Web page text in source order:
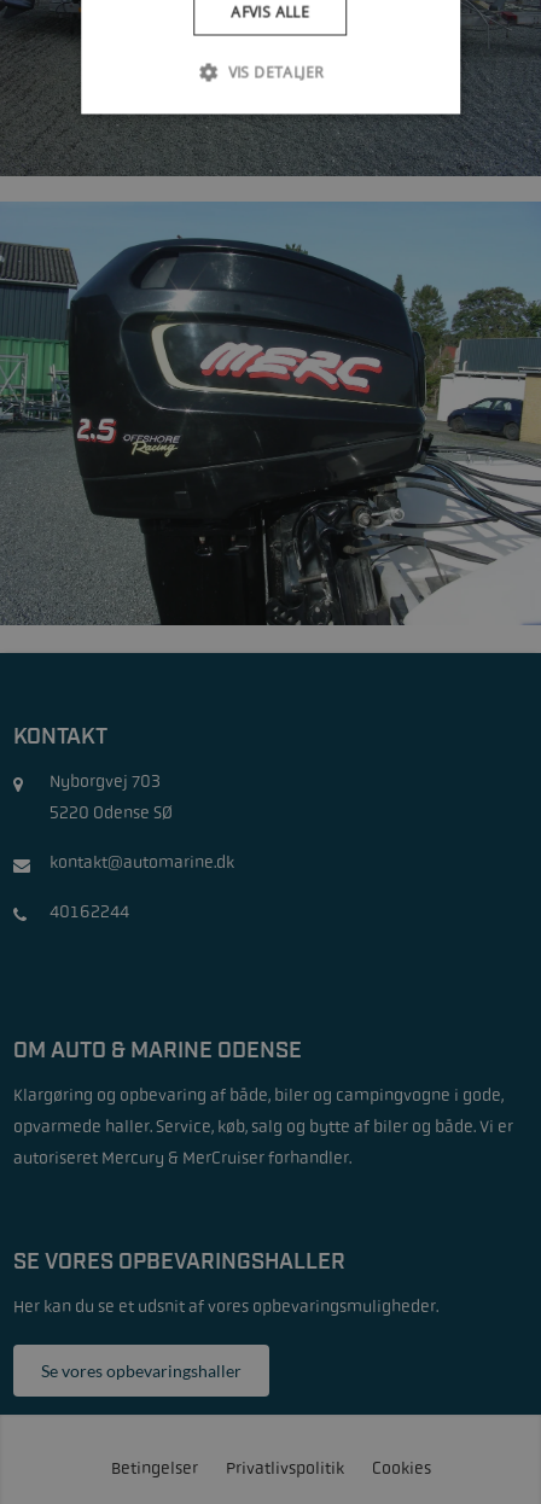
KONTAKT
Nyborgvej 703
5220 Odense SØ
kontakt@automarine.dk
40162244
OM AUTO & MARINE ODENSE
Klargøring og opbevaring af både, biler og campingvogne i gode,
opvarmede haller. Service, køb, salg og bytte af biler og både. Vi er
autoriseret Mercury & MerCruiser forhandler.
SE VORES OPBEVARINGSHALLER
Her kan du se et udsnit af vores opbevaringsmuligheder.
Se vores opbevaringshaller
Betingelser Privatlivspolitik Cookies
AFVIS ALLE
VIS DETALJER